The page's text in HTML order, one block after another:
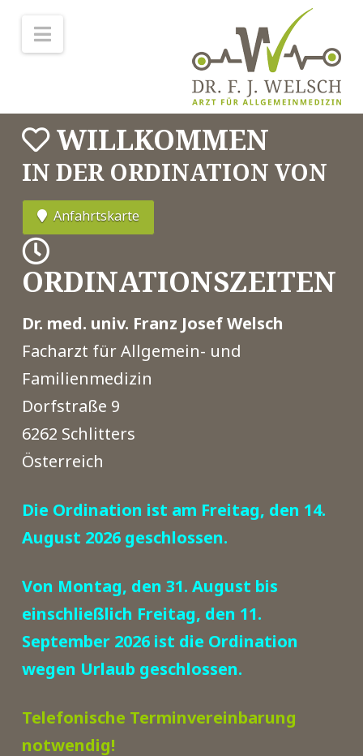
Navigation
WILLKOMMEN
IN DER ORDINATION VON
Anfahrtskarte
ORDINATIONSZEITEN
Dr. med. univ. Franz Josef Welsch
Facharzt für Allgemein- und
Familienmedizin
Dorfstraße 9
6262 Schlitters
Österreich
Die Ordination ist am Freitag, den 14.
August 2026 geschlossen.
Von Montag, den 31. August bis
einschließlich Freitag, den 11.
September 2026 ist die Ordination
wegen Urlaub geschlossen.
Telefonische Terminvereinbarung
notwendig!